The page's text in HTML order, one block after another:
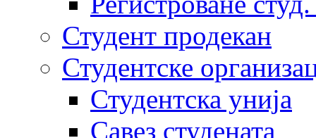
Студент продекан
Студентске
Студентска унија
Савез студената